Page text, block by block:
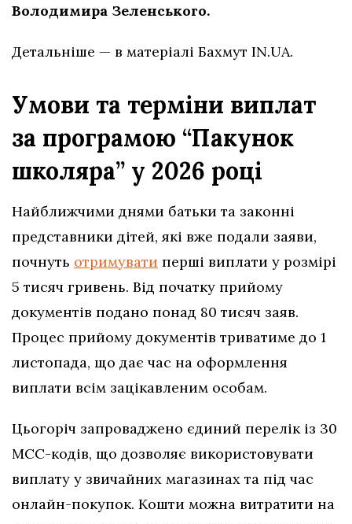
Володимира Зеленського.
Детальніше — в матеріалі Бахмут IN.UA.
Умови та терміни виплат
за програмою “Пакунок
школяра” у 2026 році
Найближчими днями батьки та законні
представники дітей, які вже подали заяви,
почнуть отримувати перші виплати у розмірі
5 тисяч гривень. Від початку прийому
документів подано понад 80 тисяч заяв.
Процес прийому документів триватиме до 1
листопада, що дає час на оформлення
виплати всім зацікавленим особам.
Цьогоріч запроваджено єдиний перелік із 30
МСС-кодів, що дозволяє використовувати
виплату у звичайних магазинах та під час
онлайн-покупок. Кошти можна витратити на